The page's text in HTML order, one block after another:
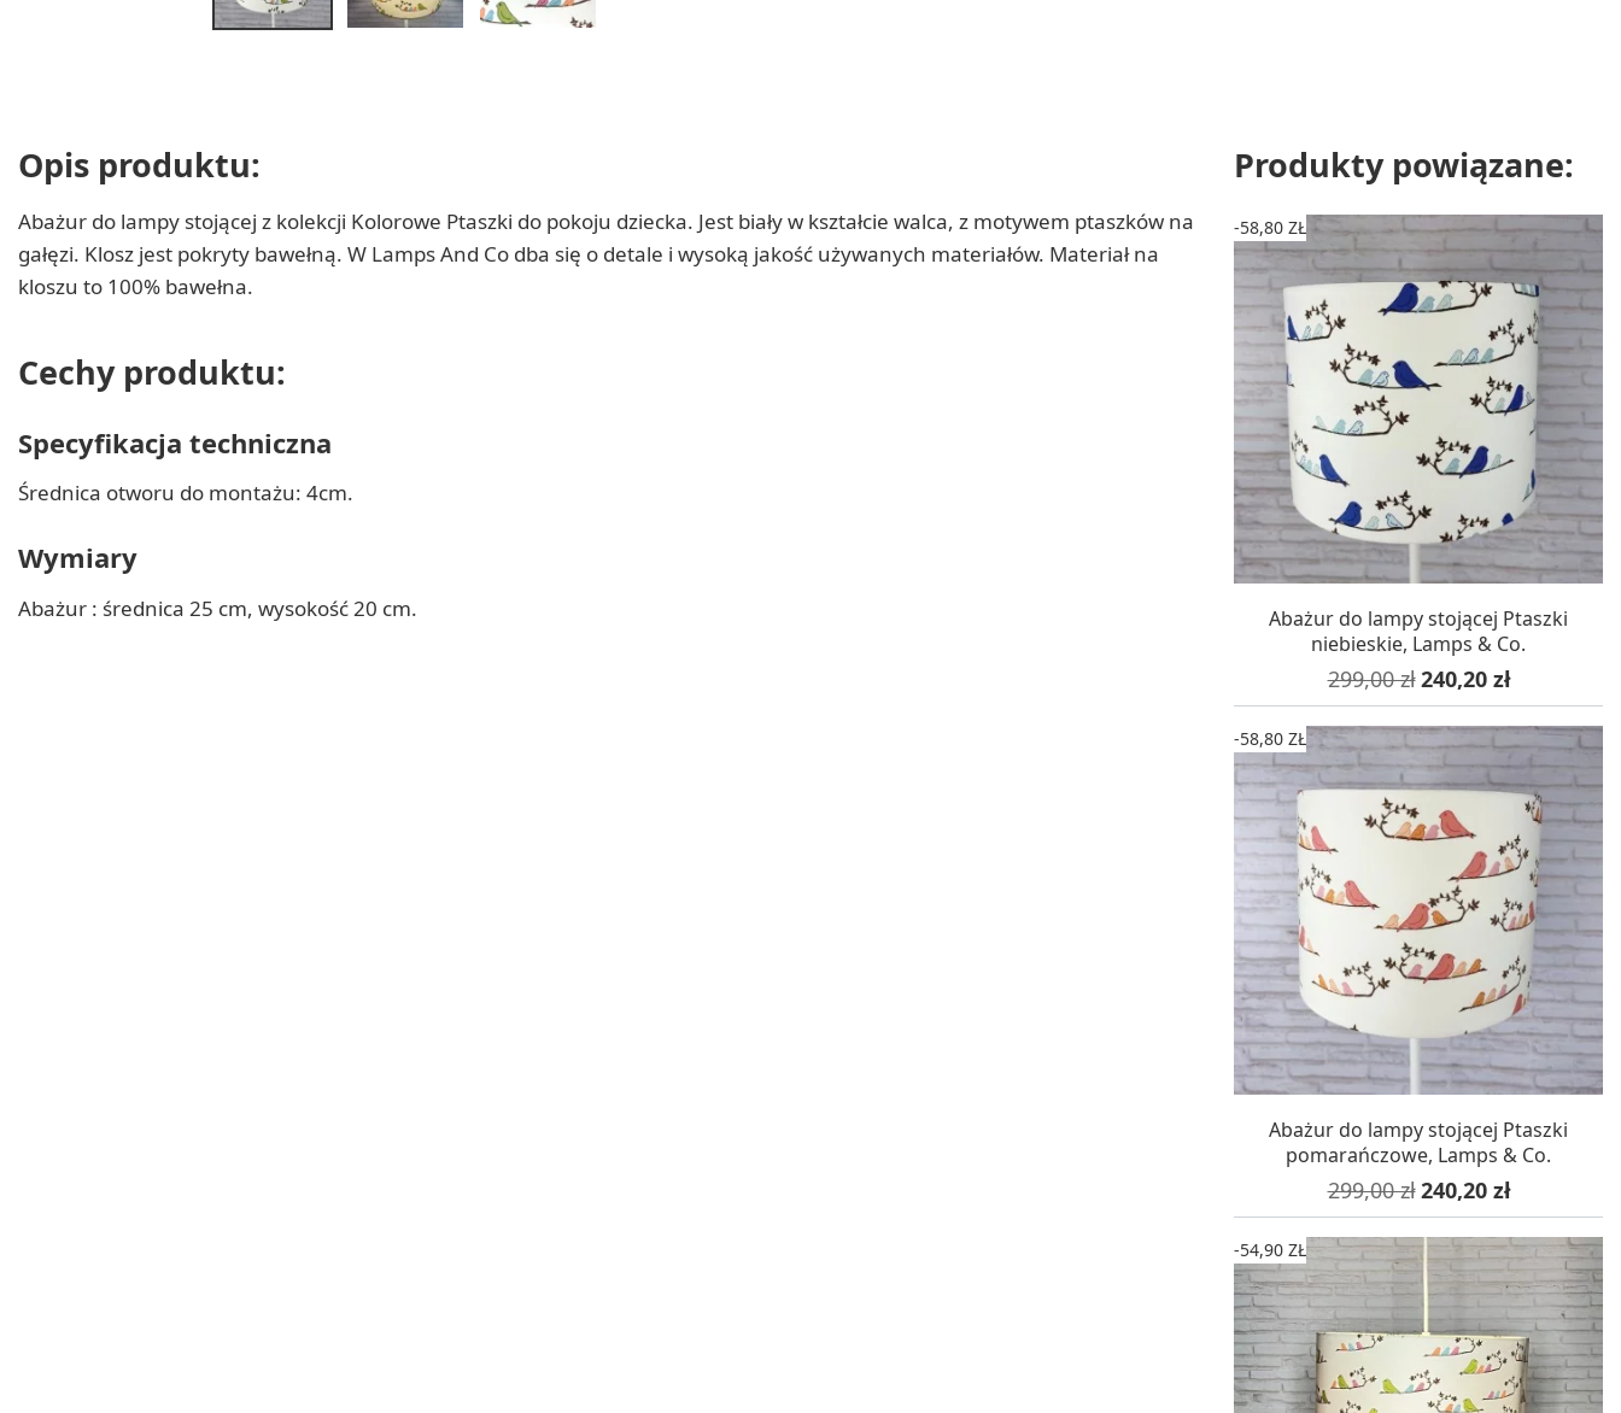
Opis produktu:
Abażur do lampy stojącej z kolekcji Kolorowe Ptaszki do pokoju dziecka. Jest biały w kształcie walca, z motywem ptaszków na
gałęzi. Klosz jest pokryty bawełną. W Lamps And Co dba się o detale i wysoką jakość używanych materiałów. Materiał na
kloszu to 100% bawełna.
Cechy produktu:
Specyfikacja techniczna
Średnica otworu do montażu: 4cm.
Wymiary
Abażur : średnica 25 cm, wysokość 20 cm.
Produkty powiązane:
W MAGAZYNIE, DOSTAWA 24H
Abażur do lampy stojącej Ptaszki
niebieskie, Lamps & Co.
Cena podstawowa
299,00 zł Cena
240,20 zł
-58,80 ZŁ
W MAGAZYNIE, DOSTAWA 24H
Abażur do lampy stojącej Ptaszki
pomarańczowe, Lamps & Co.
Cena podstawowa
299,00 zł Cena
240,20 zł
-58,80 ZŁ
-54,90 ZŁ